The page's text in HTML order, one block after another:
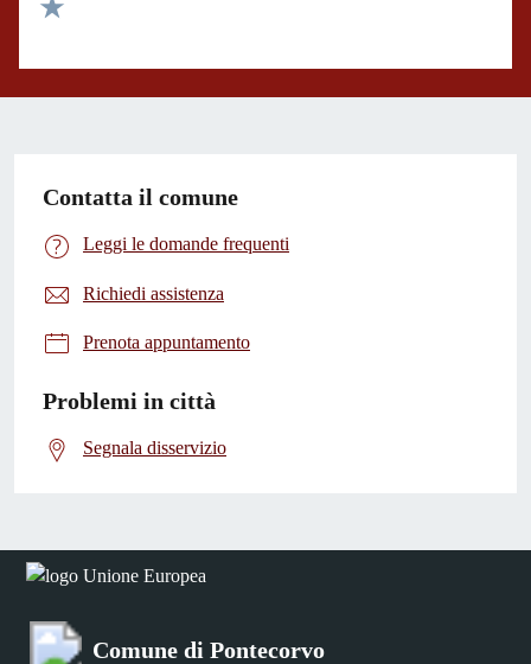
Valuta 2 stelle su 5
Contatta il comune
Leggi le domande frequenti
Richiedi assistenza
Prenota appuntamento
Problemi in città
Segnala disservizio
Comune di Pontecorvo